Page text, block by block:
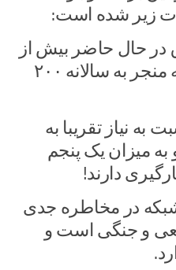
زیر شده است:
در حال حاضر بیش از
۲۰ هزارمگاوات است که منجر به سالانه ۲۰۰
به نیاز تقریبا به
به میزان یک پنجم
دارند!
در مخاطره جدی
و جنگی است و